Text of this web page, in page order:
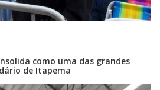
como uma das grandes
de Itapema